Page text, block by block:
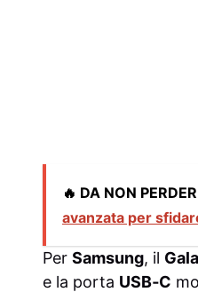
🔥 DA NON
avanzata per
Per Samsung, il
e la porta USB‑C